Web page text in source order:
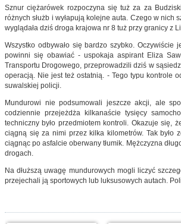
Sznur ciężarówek rozpoczyna się tuż za za
różnych służb i wyłapują kolejne auta. Czego w
wyglądała dziś droga krajowa nr 8 tuż przy granicy z
Wszystko odbywało się bardzo szybko.
powinni się obawiać - uspokaja aspirant Eliza
Transportu Drogowego, przeprowadzili dziś w
operacją. Nie jest też ostatnią. - Tego typu kontrole
suwalskiej policji.
Mundurowi nie podsumowali jeszcze akcji, ale
codziennie przejeżdża kilkanaście tysięcy
techniczny było przedmiotem kontroli. Okazuje się,
ciągną się za nimi przez kilka kilometrów. Tak było
ciągnąc po asfalcie oberwany tłumik. Mężczyzna
drogach.
Na dłuższą uwagę mundurowych mogli liczyć
przejechali ją sportowych lub luksusowych autach.